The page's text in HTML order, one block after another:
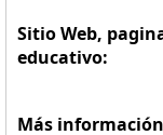
Sitio Web,
educativo:
Más